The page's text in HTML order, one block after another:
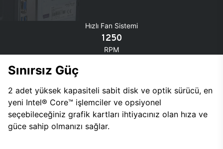
Hızlı Fan Sistemi
1250
RPM
Sınırsız Güç
2 adet yüksek kapasiteli sabit disk ve optik sürücü, en
yeni Intel® Core™ işlemciler ve opsiyonel
seçebileceğiniz grafik kartları ihtiyacınız olan hıza ve
güce sahip olmanızı sağlar.